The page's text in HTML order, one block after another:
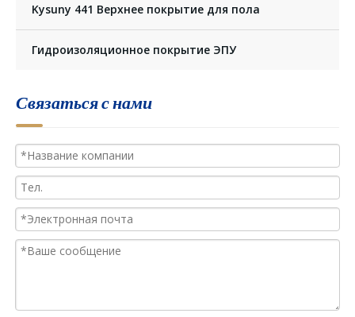
Kysuny 441 Верхнее покрытие для пола
Гидроизоляционное покрытие ЭПУ
Связаться с нами